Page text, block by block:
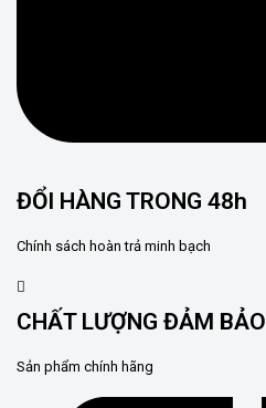
ĐỔI HÀNG TRONG 48h
Chính sách hoàn trả minh bạch
CHẤT LƯỢNG ĐẢM BẢO
Sản phẩm chính hãng